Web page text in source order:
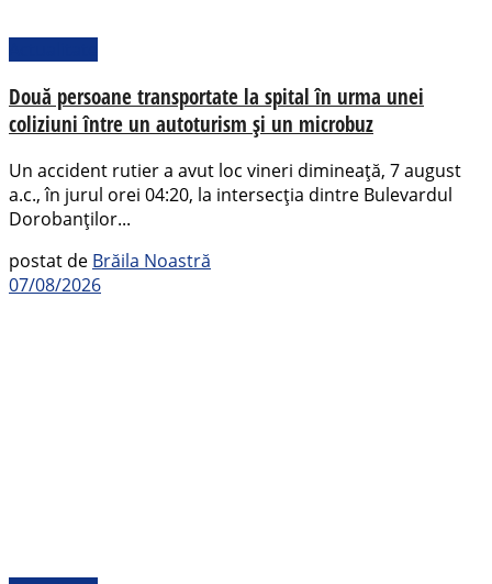
Două persoane transportate la spital în urma unei
coliziuni între un autoturism și un microbuz
Un accident rutier a avut loc vineri dimineață, 7 august
a.c., în jurul orei 04:20, la intersecția dintre Bulevardul
Dorobanților...
postat de Brăila Noastră
07/08/2026